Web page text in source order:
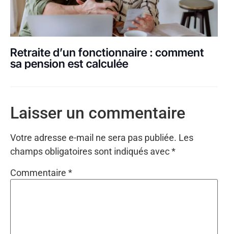
Retraite d’un fonctionnaire : comment
sa pension est calculée
Laisser un commentaire
Votre adresse e-mail ne sera pas publiée. Les
champs obligatoires sont indiqués avec*
Commentaire *